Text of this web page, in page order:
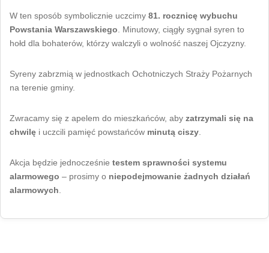
W ten sposób symbolicznie uczcimy 81. rocznicę wybuchu
Powstania Warszawskiego . Minutowy, ciągły sygnał syren to
hołd dla bohaterów, którzy walczyli o wolność naszej Ojczyzny.
Syreny zabrzmią w jednostkach Ochotniczych Straży Pożarnych
na terenie gminy.
Zwracamy się z apelem do mieszkańców, aby zatrzymali się na
chwilę i uczcili pamięć powstańców minutą ciszy
Akcja będzie jednocześnie testem sprawności systemu
alarmowego – prosimy o niepodejmowanie żadnych działań
alarmowych